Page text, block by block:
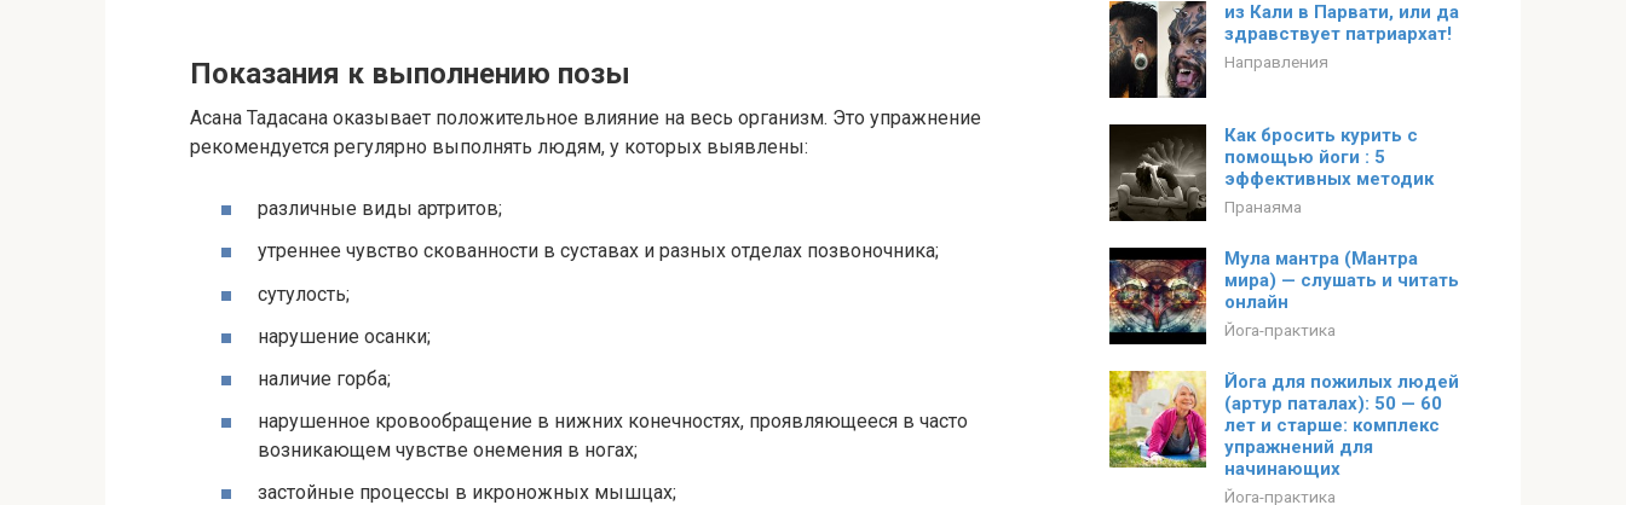
Показания к выполнению позы
Асана Тадасана оказывает положительное влияние на весь организм. Это упражнение
рекомендуется регулярно выполнять людям, у которых выявлены:
различные виды артритов;
утреннее чувство скованности в суставах и разных отделах позвоночника;
сутулость;
нарушение осанки;
наличие горба;
нарушенное кровообращение в нижних конечностях, проявляющееся в часто
возникающем чувстве онемения в ногах;
застойные процессы в икроножных мышцах;
из Кали в Парвати, или да
здравствует патриархат!
Направления
Как бросить курить с
помощью йоги : 5
эффективных методик
Пранаяма
Мула мантра (Мантра
мира) — слушать и читать
онлайн
Йога-практика
Йога для пожилых людей
(артур паталах): 50 — 60
лет и старше: комплекс
упражнений для
начинающих
Йога-практика